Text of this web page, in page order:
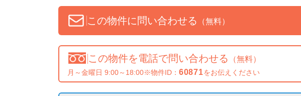
この物件に問い合わせる （無料）
この物件を電話で問い合わせる （無料）
月～金曜日 9:00～18:00※物件ID： 60871をお伝えください